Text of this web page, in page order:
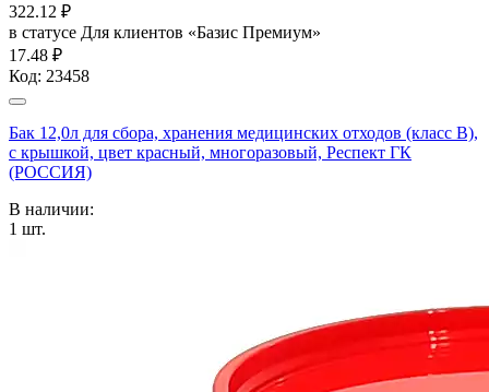
322.12 ₽
в статусе Для клиентов «Базис Премиум»
17.48 ₽
Код: 23458
Бак 12,0л для сбора, хранения медицинских отходов (класс В),
с крышкой, цвет красный, многоразовый, Респект ГК
(РОССИЯ)
В наличии:
1 шт.